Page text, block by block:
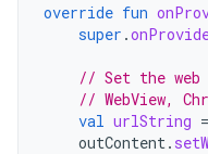
override fun
super .
// Set the
// WebView,
val urlString =
outContent.